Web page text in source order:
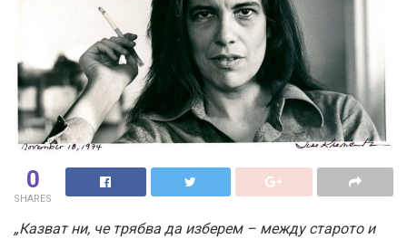
0
SHARES
„Казват ни, че трябва да изберем – между старото и